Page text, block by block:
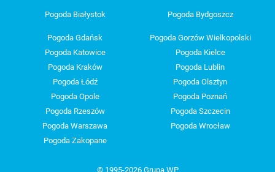
Pogoda Białystok Pogoda Bydgoszcz
Pogoda Gdańsk
Pogoda Gorzów Wielkopolski
Pogoda Katowice
Pogoda Kielce
Pogoda Kraków
Pogoda Lublin
Pogoda Łódź
Pogoda Olsztyn
Pogoda Opole
Pogoda Poznań
Pogoda Rzeszów
Pogoda Szczecin
Pogoda Warszawa
Pogoda Wrocław
Pogoda Zakopane
© 1995-2026 Grupa WP